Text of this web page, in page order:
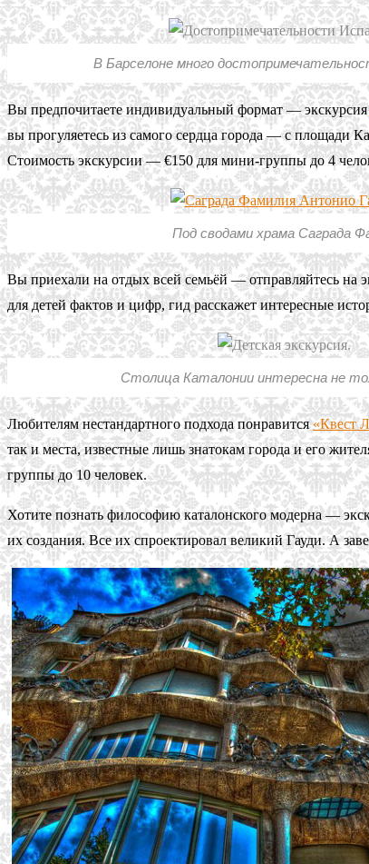
В Барселоне много
Вы предпочитаете индивидуальный формат —
вы прогуляетесь из самого сердца города — с площади
Стоимость экскурсии — €150 для мини-группы до 4
Под сводами храма Саграда
Вы приехали на отдых всей семьёй — отправляйтесь на
для детей фактов и цифр, гид расскажет интересные
Столица Каталонии интересна не
Любителям нестандартного подхода понравится«Квест
так и места, известные лишь знатокам города и его
группы до 10 человек.
Хотите познать философию каталонского модерна —
их создания. Все их спроектировал великий Гауди. А